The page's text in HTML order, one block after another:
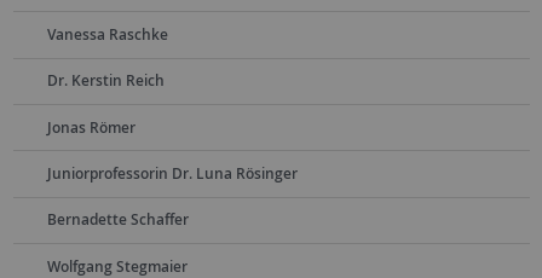
Vanessa Raschke
Dr. Kerstin Reich
Jonas Römer
Juniorprofessorin Dr. Luna Rösinger
Bernadette Schaffer
Wolfgang Stegmaier